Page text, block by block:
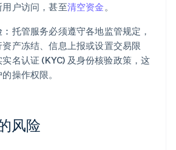
户访问，甚至清空资金。
托管服务必须遵守各地监管规定，
产冻结、信息上报或设置交易限
名认证 (KYC) 及身份核验政策，这
操作权限。
风险